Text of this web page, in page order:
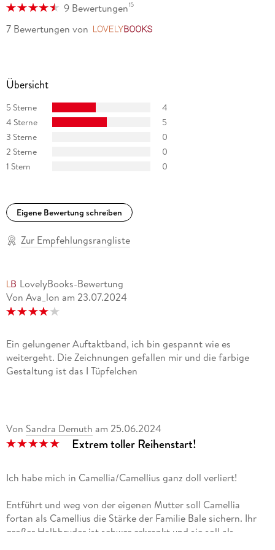
9 Bewertungen15
7 Bewertungen von
Übersicht
5 Sterne
4
4 Sterne
5
3 Sterne
0
2 Sterne
0
1 Stern
0
Eigene Bewertung schreiben
Zur Empfehlungsrangliste
LovelyBooks-Bewertung
Von Ava_lon am 23.07.2024
Ein gelungener Auftaktband, ich bin gespannt wie es
weitergeht. Die Zeichnungen gefallen mir und die farbige
Gestaltung ist das I Tüpfelchen
Von Sandra Demuth am 25.06.2024
Extrem toller Reihenstart!
Ich habe mich in Camellia/Camellius ganz doll verliert!
Entführt und weg von der eigenen Mutter soll Camellia
fortan als Camellius die Stärke der Familie Bale sichern. Ihr
großer Halbbruder ist schwer erkrankt und sie soll als